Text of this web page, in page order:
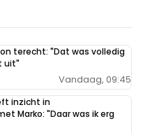
terecht: "Dat was volledig
uit"
Vandaag, 09:45
inzicht in
Marko: "Daar was ik erg